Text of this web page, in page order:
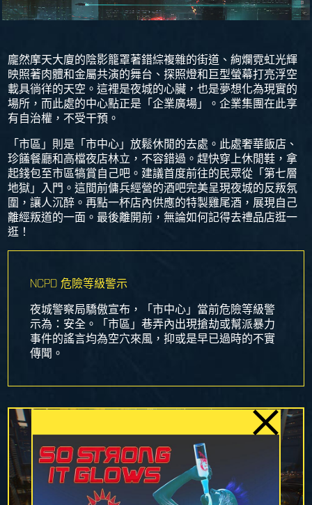
龐然摩天大廈的陰影籠罩著錯綜複雜的街道、絢爛霓虹光輝
映照著肉體和金屬共演的舞台、探照燈和巨型螢幕打亮浮空
載具徜徉的天空。這裡是夜城的心臟，也是夢想化為現實的
場所，而此處的中心點正是「企業廣場」。企業集團在此享
有自治權，不受干預。
「市區」則是「市中心」放鬆休閒的去處。此處奢華飯店、
珍饈餐廳和高檔夜店林立，不容錯過。趕快穿上休閒鞋，拿
起錢包至市區犒賞自己吧。建議首度前往的民眾從「第七層
地獄」入門。這間前傭兵經營的酒吧完美呈現夜城的反叛氛
圍，讓人沉醉。再點一杯店內供應的特製雞尾酒，展現自己
離經叛道的一面。最後離開前，無論如何記得去禮品店逛一
逛！
NCPD 危險等級警示
夜城警察局驕傲宣布，「市中心」當前危險等級警
示為：安全。「市區」巷弄內出現搶劫或幫派暴力
事件的謠言均為空穴來風，抑或是早已過時的不實
傳聞。